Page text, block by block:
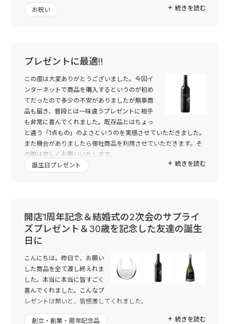
本当に、ありがとうございました。
デザインの件では、お手数をおかけしました。とてもステキな仕
続きを読む
お祝い
プレゼントに最適!!
この度は大変ありがとうございました。今回イ
ンターネットで商品を購入するというのが初め
てだったので多少の不安がありましたが無事商
品も届き、普段とは一味違うプレゼントに相手
も非常に喜んでくれました。既存品とはちょっ
と違う「1点もの」のよさというのを実感させていただきました。
また機会がありましたら御社商品を利用させていただきます。そ
の際は宜しくお願いいたします。
続きを読む
誕生日プレゼント
開店1周年記念＆結婚式の2次会のサプライ
ズプレゼント＆30歳を記念した友達の誕生
日に
こんにちは。昨日で、お願い
した商品を全て渡し終えれま
した。本当に本当に皆すごく
喜んでくれました。こんなプ
レゼントは無いと、皆感激してくれました。
☆リングスタンド クリアー : 同じ歳でネイルサロンを経営し、祝
続きを読む
創立・創業・周年記念品